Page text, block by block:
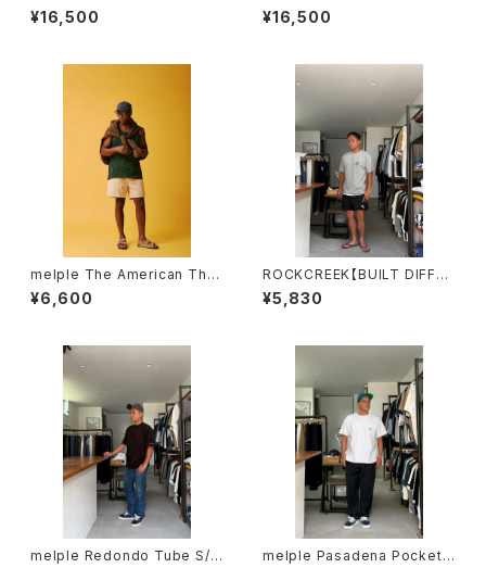
OP COLLAR SHIRTS タウン
クラフト ブラック
¥16,500
OP COLLAR SHIRTS タウン
クラフト ナチュラル
¥16,500
melple The American Ther
mal Tanktop 2color メイプル
¥6,600
ROCKCREEK【BUILT DIFFER
ENT】Tee ロッククリーク Gra
y
¥5,830
melple Redondo Tube S/S
melple Pasadena Pocket